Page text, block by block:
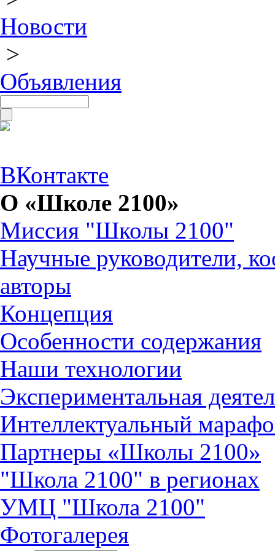
Новости
>
Объявления
ВКонтакте
О «Школе 2100»
Миссия "Школы 2100"
Научные руководители,
авторы
Концепция
Особенности содержания
Наши технологии
Экспериментальная
Интеллектуальный
Партнеры «Школы 2100»
"Школа 2100" в регионах
УМЦ "Школа 2100"
Фотогалерея